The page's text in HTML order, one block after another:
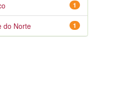
1
1
do Norte